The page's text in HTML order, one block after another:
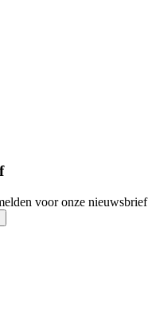
voor onze nieuwsbrief